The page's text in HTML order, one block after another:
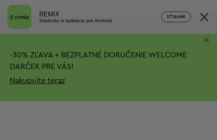
REMIX
Stiahnite si aplikáciu pre Android
STIAHNI ×
-30% ZĽAVA + BEZPLATNÉ DORUČENIE WELCOME
DARČEK PRE VÁS!
Nakupujte teraz
×